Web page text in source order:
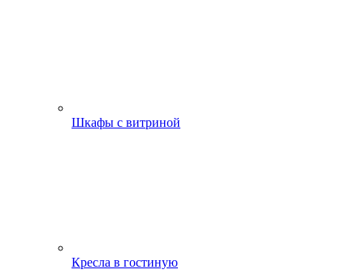
Шкафы с витриной
Кресла в гостиную